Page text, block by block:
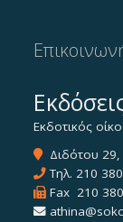
Εκδοτικός
Διδότου
Τηλ. 210
Fax 210